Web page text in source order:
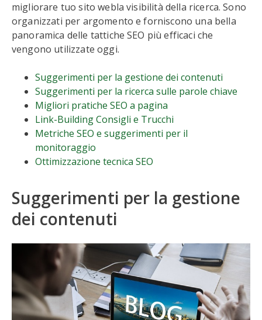
migliorare tuo sito webla visibilità della ricerca. Sono
organizzati per argomento e forniscono una bella
panoramica delle tattiche SEO più efficaci che
vengono utilizzate oggi.
Suggerimenti per la gestione dei contenuti
Suggerimenti per la ricerca sulle parole chiave
Migliori pratiche SEO a pagina
Link-Building Consigli e Trucchi
Metriche SEO e suggerimenti per il
monitoraggio
Ottimizzazione tecnica SEO
Suggerimenti per la gestione
dei contenuti